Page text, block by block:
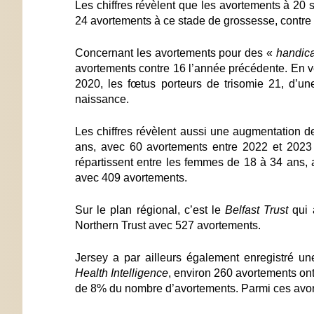
Les chiffres révèlent que les avortements à
24 avortements à ce stade de grossesse,
Concernant les avortements pour des «
avortements contre 16 l’année précédente. En
2020, les fœtus porteurs de trisomie 21,
naissance.
Les chiffres révèlent aussi une augmentation
ans, avec 60 avortements entre 2022 et
répartissent entre les femmes de 18 à 34
avec 409 avortements.
Sur le plan régional, c’est le Belfast Trustqui
Northern Trust avec 527 avortements.
Jersey a par ailleurs également enregistré
Health Intelligence, environ 260 avortements
de 8% du nombre d’avortements. Parmi ces